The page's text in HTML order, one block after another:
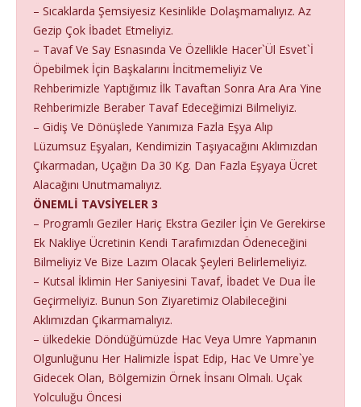
– Sıcaklarda Şemsiyesiz Kesinlikle Dolaşmamalıyız. Az
Gezip Çok İbadet Etmeliyiz.
– Tavaf Ve Say Esnasında Ve Özellikle Hacer`Ül Esvet`İ
Öpebilmek İçin Başkalarını İncitmemeliyiz Ve
Rehberimizle Yaptığımız İlk Tavaftan Sonra Ara Ara Yine
Rehberimizle Beraber Tavaf Edeceğimizi Bilmeliyiz.
– Gidiş Ve Dönüşlede Yanımıza Fazla Eşya Alıp
Lüzumsuz Eşyaları, Kendimizin Taşıyacağını Aklımızdan
Çıkarmadan, Uçağın Da 30 Kg. Dan Fazla Eşyaya Ücret
Alacağını Unutmamalıyız.
ÖNEMLİ TAVSİYELER 3
– Programlı Geziler Hariç Ekstra Geziler İçin Ve Gerekirse
Ek Nakliye Ücretinin Kendi Tarafımızdan Ödeneceğini
Bilmeliyiz Ve Bize Lazım Olacak Şeyleri Belirlemeliyiz.
– Kutsal İklimin Her Saniyesini Tavaf, İbadet Ve Dua İle
Geçirmeliyiz. Bunun Son Ziyaretimiz Olabileceğini
Aklımızdan Çıkarmamalıyız.
– ülkedekie Döndüğümüzde Hac Veya Umre Yapmanın
Olgunluğunu Her Halimizle İspat Edip, Hac Ve Umre`ye
Gidecek Olan, Bölgemizin Örnek İnsanı Olmalı. Uçak
Yolculuğu Öncesi